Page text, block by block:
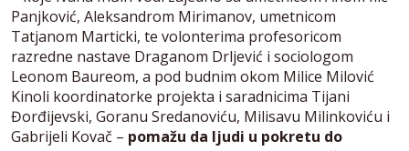
Panjković, Aleksandrom Mirimanov, umetnicom
Tatjanom Marticki, te volonterima profesoricom
razredne nastave Draganom Drljević i sociologom
Leonom Baureom, a pod budnim okom Milice Milović
Kinoli koordinatorke projekta i saradnicima Tijani
Đorđijevski, Goranu Sredanoviću, Milisavu Milinkoviću i
Gabrijeli Kovač – pomažu da ljudi u pokretu do